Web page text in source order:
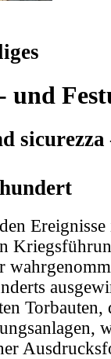
und
sicurezza